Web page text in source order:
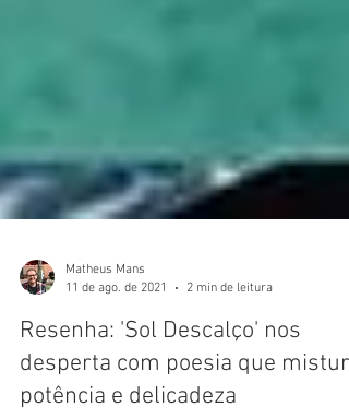
Matheus Mans
11 de ago. de 2021
2 min de leitura
Resenha: 'Sol Descalço' nos